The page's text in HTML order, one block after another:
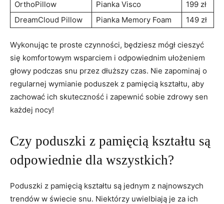
OrthoPillow Pianka Visco
199 zł
DreamCloud Pillow
Pianka Memory Foam 149 zł
Wykonując te proste czynności, będziesz mógł cieszyć‌
się komfortowym wsparciem i odpowiednim⁢ ułożeniem
głowy podczas snu przez dłuższy czas. Nie zapominaj o
regularnej wymianie poduszek z pamięcią kształtu, aby
zachować ich skuteczność i zapewnić sobie zdrowy sen
każdej nocy!
Czy poduszki z pamięcią kształtu są
odpowiednie dla ‍wszystkich?
Poduszki z pamięcią kształtu są jednym z najnowszych
trendów w świecie snu.‍ Niektórzy uwielbiają je za ich